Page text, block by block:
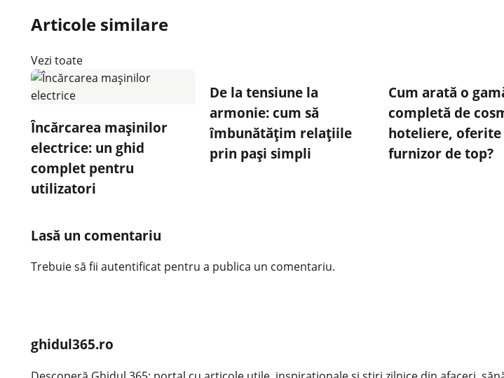
Articole similare
Vezi toate
Încărcarea mașinilor
electrice: un ghid
complet pentru
utilizatori
De la tensiune la
armonie: cum să
îmbunătățim relațiile
prin pași simpli
Cum arată o
completă de
hoteliere, oferite
furnizor de top?
Lasă un comentariu
Trebuie să fii autentificat pentru a publica un comentariu.
ghidul365.ro